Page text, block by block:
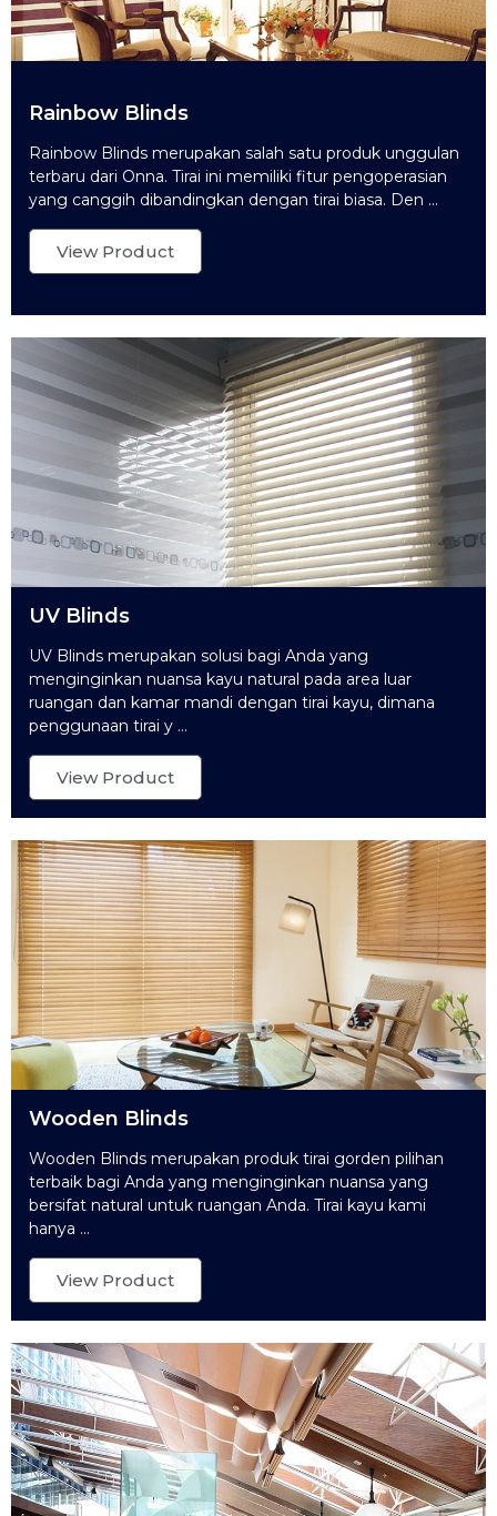
Rainbow Blinds
Rainbow Blinds merupakan salah satu produk unggulan
terbaru dari Onna. Tirai ini memiliki fitur pengoperasian
yang canggih dibandingkan dengan tirai biasa. Den ...
View Product
UV Blinds
UV Blinds merupakan solusi bagi Anda yang
menginginkan nuansa kayu natural pada area luar
ruangan dan kamar mandi dengan tirai kayu, dimana
penggunaan tirai y ...
View Product
Wooden Blinds
Wooden Blinds merupakan produk tirai gorden pilihan
terbaik bagi Anda yang menginginkan nuansa yang
bersifat natural untuk ruangan Anda. Tirai kayu kami
hanya ...
View Product